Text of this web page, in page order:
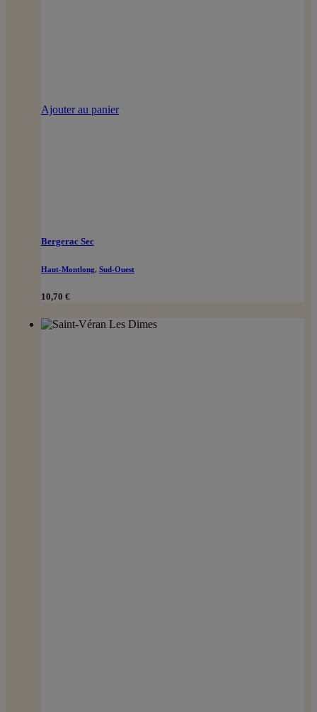
Ajouter au panier
Bergerac Sec
Haut-Montlong, Sud-Ouest
10,70 €